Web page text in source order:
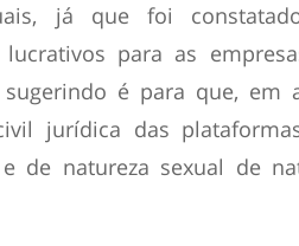
já que foi
para as
é para que, em
jurídica das
de natureza sexual de